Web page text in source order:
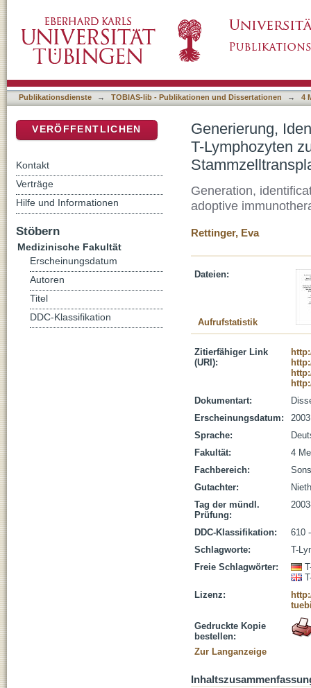
Immuntherapie im Rahmen allogener
Publikationsdienste → TOBIAS-lib - Publikationen und Dissertationen → 4
Generierung,
T-Lymphozyten
Generation,
adoptive
Rettinger, Eva
Dateien:
Aufrufstatistik
Zitierfähiger Link
(URI):
Dokumentart:
Erscheinungsdatum:
2003
Sprache:
Fakultät:
4
Fachbereich:
Gutachter:
Tag der mündl.
Prüfung:
DDC-Klassifikation:
610
Schlagworte:
T-
Freie Schlagwörter:
Lizenz:
Gedruckte Kopie
bestellen:
Zur Langanzeige
VERÖFFENTLICHEN
Kontakt
Verträge
Hilfe und Informationen
Stöbern
Medizinische Fakultät
Erscheinungsdatum
Autoren
Titel
DDC-Klassifikation